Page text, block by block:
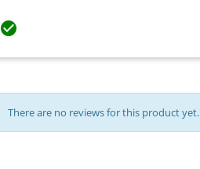

There are no reviews for this product yet.